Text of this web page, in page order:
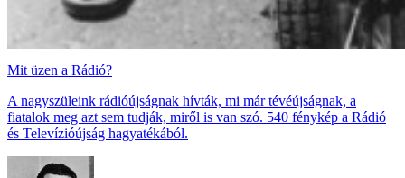
Mit üzen a Rádió?
A nagyszüleink rádióújságnak hívták, mi már tévéújságnak, a
fiatalok meg azt sem tudják, miről is van szó. 540 fénykép a Rádió
és Televízióújság hagyatékából.